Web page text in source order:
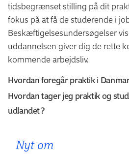
tidsbegrænset stilling på dit
fokus på at få de studerende i
Beskæftigelsesundersøgelser
uddannelsen giver dig de rette
kommende arbejdsliv.
Hvordan foregår praktik i
Efter halvandet år på
uddannelsen med 11 måneders
virksomhed. Det kan fx være
Hvordan tager jeg praktik og
udlandet?
for at udvide dine kompetencer
Nyt om